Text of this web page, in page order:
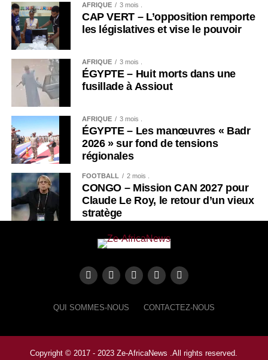
AFRIQUE 3 mois .
CAP VERT – L’opposition remporte
les législatives et vise le pouvoir
AFRIQUE 3 mois .
ÉGYPTE – Huit morts dans une
fusillade à Assiout
AFRIQUE 3 mois .
ÉGYPTE – Les manœuvres « Badr
2026 » sur fond de tensions
régionales
FOOTBALL 2 mois .
CONGO – Mission CAN 2027 pour
Claude Le Roy, le retour d’un vieux
stratège
QUI SOMMES-NOUS CONTACTEZ-NOUS
Copyright © 2017 - 2023 Ze-AfricaNews .All rights reserved.